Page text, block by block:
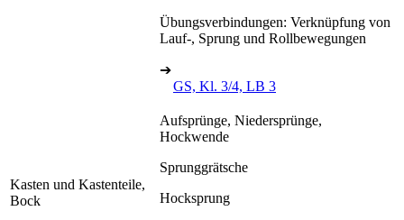
Übungsverbindungen: Verknüpfung von
Lauf-, Sprung und Rollbewegungen
➔
GS, Kl. 3/4, LB 3
Kasten und Kastenteile,
Bock
Aufsprünge, Niedersprünge,
Hockwende
Sprunggrätsche
Hocksprung